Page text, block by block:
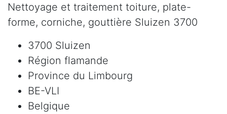
Nettoyage et traitement toiture, plate-
forme, corniche, gouttière Sluizen 3700
3700 Sluizen
Région flamande
Province du Limbourg
BE-VLI
Belgique